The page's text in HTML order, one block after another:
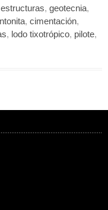
estructuras, geotecnia,
, cimentación,
, lodo tixotrópico, pilote,